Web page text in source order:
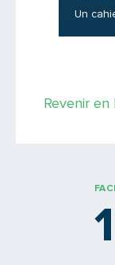
Un
Revenir